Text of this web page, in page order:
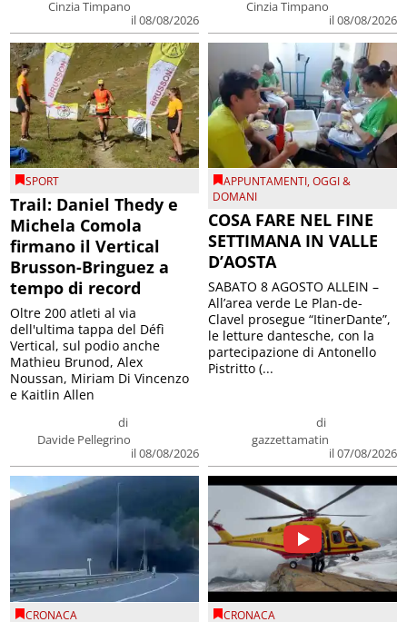
Cinzia Timpano
il 08/08/2026
Cinzia Timpano
il 08/08/2026
SPORT
Trail: Daniel Thedy e
Michela Comola
firmano il Vertical
Brusson-Bringuez a
tempo di record
di
Davide Pellegrino
il 08/08/2026
Oltre 200 atleti al via
dell'ultima tappa del Défì
Vertical, sul podio anche
Mathieu Brunod, Alex
Noussan, Miriam Di Vincenzo
e Kaitlin Allen
APPUNTAMENTI,OGGI &
DOMANI
COSA FARE NEL FINE
SETTIMANA IN VALLE
D’AOSTA
di
gazzettamatin
il 07/08/2026
SABATO 8 AGOSTO ALLEIN –
All’area verde Le Plan-de-
Clavel prosegue “ItinerDante”,
le letture dantesche, con la
partecipazione di Antonello
Pistritto (...
CRONACA CRONACA